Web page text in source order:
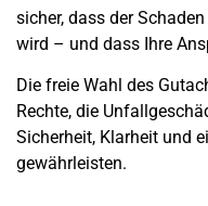
sicher, dass der
wird – und dass Ihre
Die freie Wahl des
Rechte, die
Sicherheit, Klarheit und
gewährleisten.